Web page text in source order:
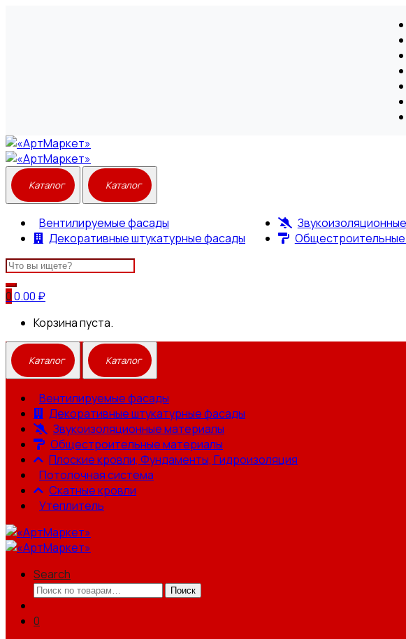
Вентилируемые фасады
Декоративные штукатурные фасады
Search
for:
00.00 ₽
Корзина пуста.
Вентилируемые фасады
Декоративные штукатурные фасады
Звукоизоляционные материалы
Общестроительные материалы
Плоские кровли, Фундаменты, Гидроизоляция
Потолочная система
Скатные кровли
Утеплитель
Search
Искать:
Поиск
0